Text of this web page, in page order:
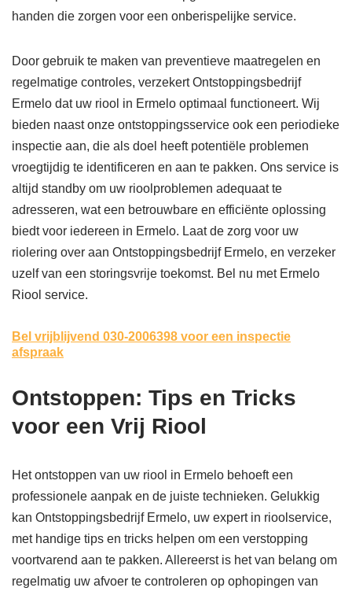
handen die zorgen voor een onberispelijke service.
Door gebruik te maken van preventieve maatregelen en
regelmatige controles, verzekert Ontstoppingsbedrijf
Ermelo dat uw riool in Ermelo optimaal functioneert. Wij
bieden naast onze ontstoppingsservice ook een periodieke
inspectie aan, die als doel heeft potentiële problemen
vroegtijdig te identificeren en aan te pakken. Ons service is
altijd standby om uw rioolproblemen adequaat te
adresseren, wat een betrouwbare en efficiënte oplossing
biedt voor iedereen in Ermelo. Laat de zorg voor uw
riolering over aan Ontstoppingsbedrijf Ermelo, en verzeker
uzelf van een storingsvrije toekomst. Bel nu met Ermelo
Riool service.
Bel vrijblijvend 030-2006398 voor een inspectie
afspraak
Ontstoppen: Tips en Tricks
voor een Vrij Riool
Het ontstoppen van uw riool in Ermelo behoeft een
professionele aanpak en de juiste technieken. Gelukkig
kan Ontstoppingsbedrijf Ermelo, uw expert in rioolservice,
met handige tips en tricks helpen om een verstopping
voortvarend aan te pakken. Allereerst is het van belang om
regelmatig uw afvoer te controleren op ophopingen van